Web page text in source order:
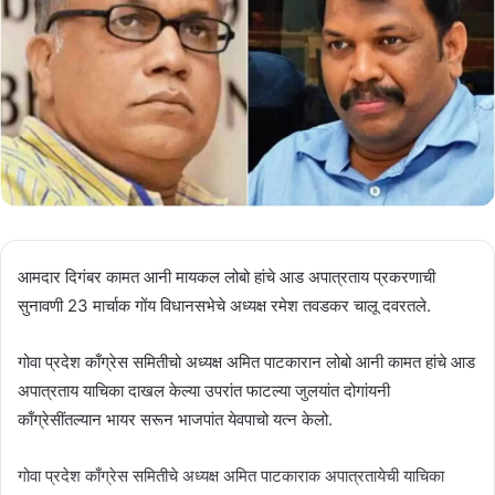
आमदार दिगंबर कामत आनी मायकल लोबो हांचे आड अपात्रताय प्रकरणाची
सुनावणी 23 मार्चाक गोंय विधानसभेचे अध्यक्ष रमेश तवडकर चालू दवरतले.
गोवा प्रदेश काँग्रेस समितीचो अध्यक्ष अमित पाटकारान लोबो आनी कामत हांचे आड
अपात्रताय याचिका दाखल केल्या उपरांत फाटल्या जुलयांत दोगांयनी
काँग्रेसींतल्यान भायर सरून भाजपांत येवपाचो यत्न केलो.
गोवा प्रदेश काँग्रेस समितीचे अध्यक्ष अमित पाटकाराक अपात्रतायेची याचिका